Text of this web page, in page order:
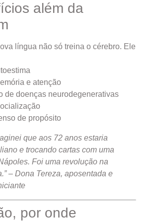
além da
língua não só treina o cérebro. Ele
e atenção
de doenças neurodegenerativas
de propósito
que aos 72 anos estaria
e trocando cartas com uma
Foi uma revolução na
– Dona Tereza, aposentada e
por onde